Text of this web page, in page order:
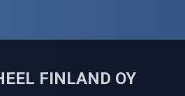
FINLAND OY